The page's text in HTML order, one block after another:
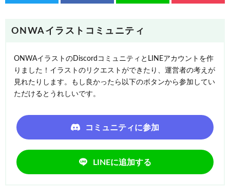
ONWAイラストコミュニティ
ONWAイラストのDiscordコミュニティとLINEアカウントを作
りました！イラストのリクエストができたり、運営者の考えが
見れたりします。もし良かったら以下のボタンから参加してい
ただけるとうれしいです。
コミュニティに参加
LINEに追加する